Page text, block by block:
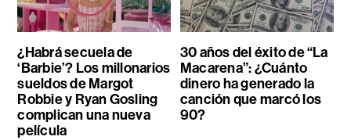
¿Habrá secuela de
‘Barbie’? Los millonarios
sueldos de Margot
Robbie y Ryan Gosling
complican una nueva
película
30 años del éxito de “La
Macarena”: ¿Cuánto
dinero ha generado la
canción que marcó los
90?